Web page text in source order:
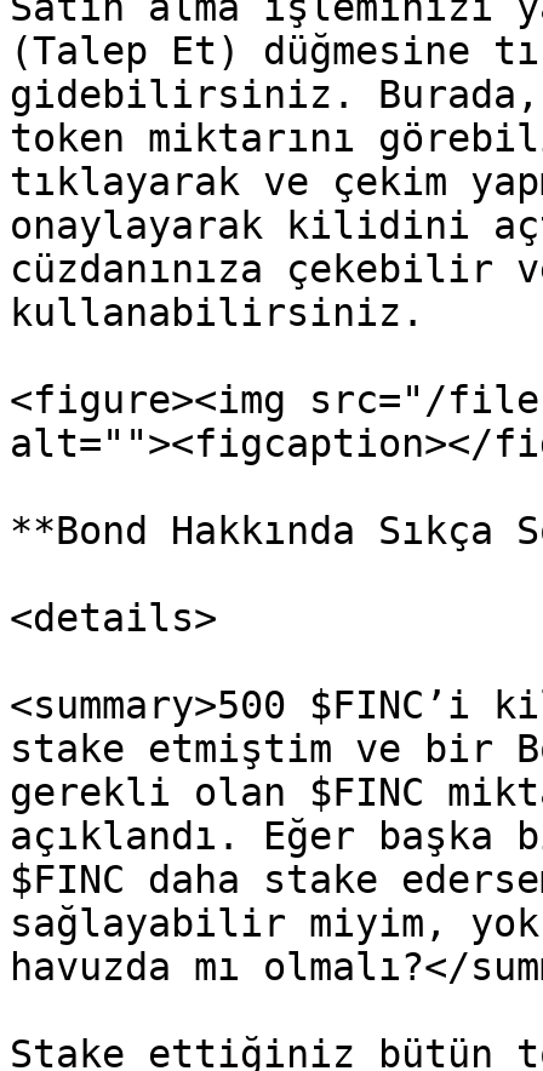
(Talep Et) düğmesine
gidebilirsiniz. Burada,
token miktarını
tıklayarak ve çekim
onaylayarak kilidini
cüzdanınıza
kullanabilirsiniz.
<figure><img src="/
alt=""><figcaption></
**Bond Hakkında
<details>
<summary>500
stake etmiştim ve bir
gerekli olan $FINC
açıklandı. Eğer başka
$FINC daha stake
sağlayabilir miyim,
havuzda mı olmalı?</
Stake ettiğiniz bütün